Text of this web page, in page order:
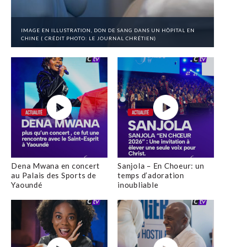
IMAGE EN ILLUSTRATION, DON DE SANG DANS UN HÔPITAL EN
CHINE ( CRÉDIT PHOTO: LE JOURNAL CHRÉTIEN)
Dena Mwana en concert
au Palais des Sports de
Yaoundé
Sanjola – En Choeur: un
temps d’adoration
inoubliable